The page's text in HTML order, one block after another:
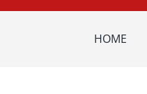
HOME